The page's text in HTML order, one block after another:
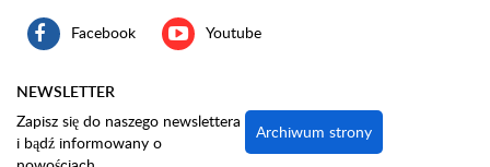
Facebook Youtube
NEWSLETTER
Zapisz się do naszego newslettera
i bądź informowany o
Archiwum strony